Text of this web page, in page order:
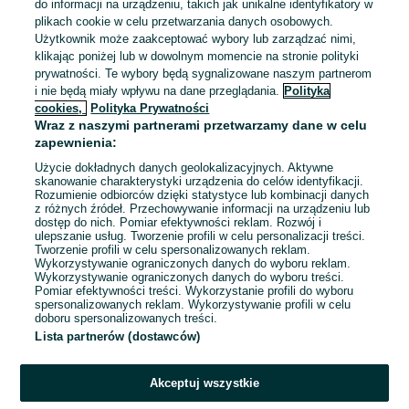
Powystawowy Kask Rowerowy
Giro Merit Mips Spherical r. M
(55-59cm)
220 zł
232,80 zł z Pakietem
Ochronnym
Ostrów Wielkopolski
08 sierpnia 2026
1 2 3 ... 54
do informacji na urządzeniu, takich jak unikalne identyfikatory w
plikach cookie w celu przetwarzania danych osobowych.
Użytkownik może zaakceptować wybory lub zarządzać nimi,
klikając poniżej lub w dowolnym momencie na stronie polityki
prywatności. Te wybory będą sygnalizowane naszym partnerom
i nie będą miały wpływu na dane przeglądania. Polityka
cookies,
Polityka Prywatności
Wraz z naszymi partnerami przetwarzamy dane w celu
zapewnienia:
Użycie dokładnych danych geolokalizacyjnych. Aktywne
skanowanie charakterystyki urządzenia do celów identyfikacji.
Rozumienie odbiorców dzięki statystyce lub kombinacji danych
z różnych źródeł. Przechowywanie informacji na urządzeniu lub
dostęp do nich. Pomiar efektywności reklam. Rozwój i
ulepszanie usług. Tworzenie profili w celu personalizacji treści.
Tworzenie profili w celu spersonalizowanych reklam.
Wykorzystywanie ograniczonych danych do wyboru reklam.
Wykorzystywanie ograniczonych danych do wyboru treści.
Pomiar efektywności treści. Wykorzystanie profili do wyboru
spersonalizowanych reklam. Wykorzystywanie profili w celu
doboru spersonalizowanych treści.
Lista partnerów (dostawców)
Akceptuj wszystkie